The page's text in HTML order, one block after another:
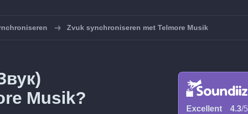
Zvuk synchroniseren met Telmore Musik
Musik?
Excellent 4.3/5